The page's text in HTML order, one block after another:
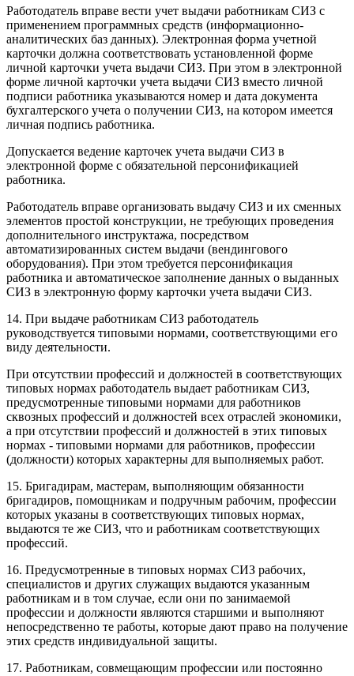
Работодатель вправе вести учет выдачи работникам СИЗ с
применением программных средств (информационно-
аналитических баз данных). Электронная форма учетной
карточки должна соответствовать установленной форме
личной карточки учета выдачи СИЗ. При этом в электронной
форме личной карточки учета выдачи СИЗ вместо личной
подписи работника указываются номер и дата документа
бухгалтерского учета о получении СИЗ, на котором имеется
личная подпись работника.
Допускается ведение карточек учета выдачи СИЗ в
электронной форме с обязательной персонификацией
работника.
Работодатель вправе организовать выдачу СИЗ и их сменных
элементов простой конструкции, не требующих проведения
дополнительного инструктажа, посредством
автоматизированных систем выдачи (вендингового
оборудования). При этом требуется персонификация
работника и автоматическое заполнение данных о выданных
СИЗ в электронную форму карточки учета выдачи СИЗ.
14. При выдаче работникам СИЗ работодатель
руководствуется типовыми нормами, соответствующими его
виду деятельности.
При отсутствии профессий и должностей в соответствующих
типовых нормах работодатель выдает работникам СИЗ,
предусмотренные типовыми нормами для работников
сквозных профессий и должностей всех отраслей экономики,
а при отсутствии профессий и должностей в этих типовых
нормах - типовыми нормами для работников, профессии
(должности) которых характерны для выполняемых работ.
15. Бригадирам, мастерам, выполняющим обязанности
бригадиров, помощникам и подручным рабочим, профессии
которых указаны в соответствующих типовых нормах,
выдаются те же СИЗ, что и работникам соответствующих
профессий.
16. Предусмотренные в типовых нормах СИЗ рабочих,
специалистов и других служащих выдаются указанным
работникам и в том случае, если они по занимаемой
профессии и должности являются старшими и выполняют
непосредственно те работы, которые дают право на получение
этих средств индивидуальной защиты.
17. Работникам, совмещающим профессии или постоянно